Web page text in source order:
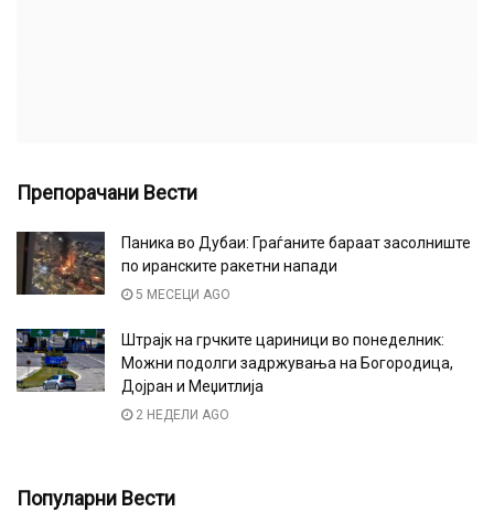
Препорачани Вести
Паника во Дубаи: Граѓаните бараат засолниште
по иранските ракетни напади
5 МЕСЕЦИ AGO
Штрајк на грчките цариници во понеделник:
Можни подолги задржувања на Богородица,
Дојран и Меџитлија
2 НЕДЕЛИ AGO
Популарни Вести